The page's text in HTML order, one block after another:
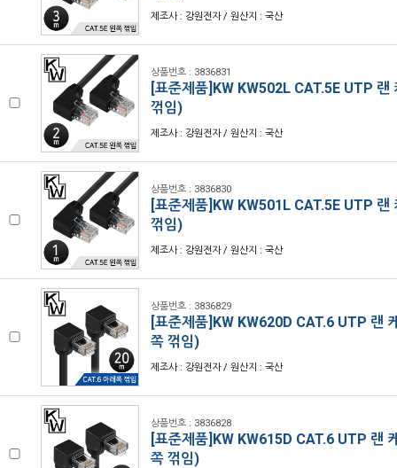
제조사 : 강원전자 / 원산지 : 국산
상품번호 : 3836831
[표준제품]KW KW502L CAT.5E UTP 랜
꺾임)
제조사 : 강원전자 / 원산지 : 국산
상품번호 : 3836830
[표준제품]KW KW501L CAT.5E UTP 랜
꺾임)
제조사 : 강원전자 / 원산지 : 국산
상품번호 : 3836829
[표준제품]KW KW620D CAT.6 UTP 랜
쪽 꺾임)
제조사 : 강원전자 / 원산지 : 국산
상품번호 : 3836828
[표준제품]KW KW615D CAT.6 UTP 랜
쪽 꺾임)